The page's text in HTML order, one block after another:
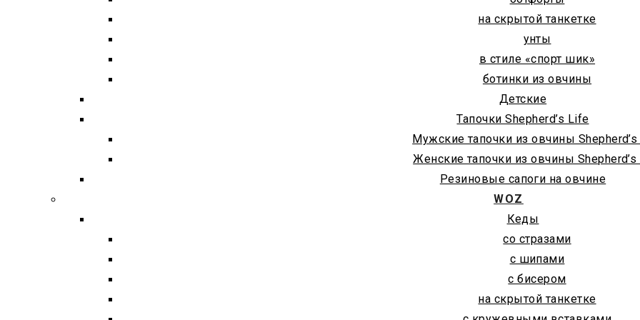
на скрытой танкетке
унты
в стиле «спорт шик»
ботинки из овчины
Детские
Тапочки Shepherd’s Life
Мужские тапочки из овчины
Женские тапочки из овчины
Резиновые сапоги на овчине
WOZ
Кеды
со стразами
с шипами
с бисером
на скрытой танкетке